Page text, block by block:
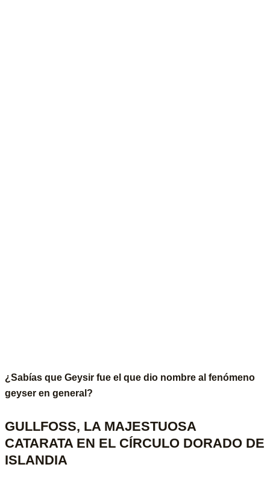
¿Sabías que Geysir fue el que dio nombre al fenómeno
geyser en general?
GULLFOSS, LA MAJESTUOSA
CATARATA EN EL CÍRCULO DORADO DE
ISLANDIA